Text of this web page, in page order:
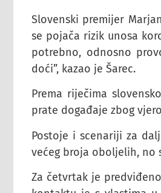
Slovenski premijer
se pojača rizik unosa
potrebno, odnosno
doći”, kazao je Šarec.
Prema riječima
prate događaje zbog
Postoje i scenariji za
većeg broja oboljelih, no
Za četvrtak je